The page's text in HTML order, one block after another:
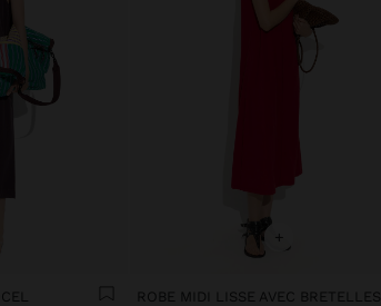
+
ROBE MIDI LISSE AVEC BRETELLES